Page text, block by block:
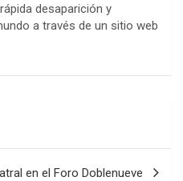
desaparición y
a través de un sitio web
en el Foro Doblenueve